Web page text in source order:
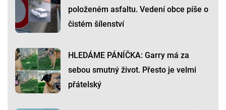
položeném asfaltu. Vedení obce píše o
čistém šílenství
HLEDÁME PÁNÍČKA: Garry má za
sebou smutný život. Přesto je velmi
přátelský